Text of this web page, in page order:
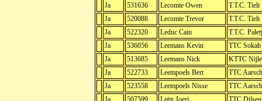
Ja
531636 Lecomte Owen
T.T.C. Tielt
Ja
520088 Lecomte Trevor
T.T.C. Tielt
Ja
522320 Leduc Cain
T.T.C.
Ja
536056 Leemans Kevin
TTC
Ja
513685 Leemans Nick
KTTC
Ja
522733 Leempoels Bert
TTC
Ja
523558 Leempoels Nisse
TTC
Ja
507599 Leën Joeri
TTC Dilsen